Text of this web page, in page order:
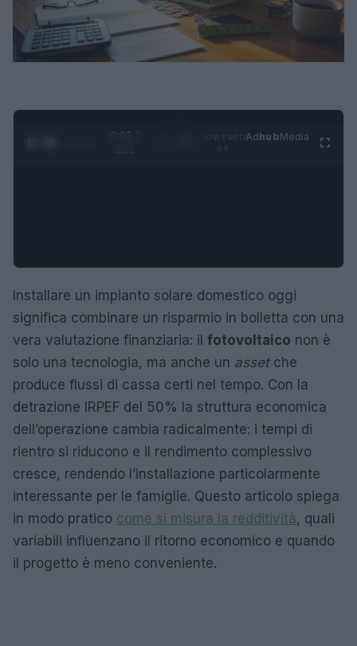
0:06 /
AdhubMedia
Installare un impianto solare domestico oggi
significa combinare un risparmio in bolletta con una
vera valutazione finanziaria: il fotovoltaico non è
solo una tecnologia, ma anche un assetche
produce flussi di cassa certi nel tempo. Con la
detrazione IRPEF del 50% la struttura economica
dell’operazione cambia radicalmente: i tempi di
rientro si riducono e il rendimento complessivo
cresce, rendendo l’installazione particolarmente
interessante per le famiglie. Questo articolo spiega
in modo pratico come si misura la redditività, quali
variabili influenzano il ritorno economico e quando
il progetto è meno conveniente.